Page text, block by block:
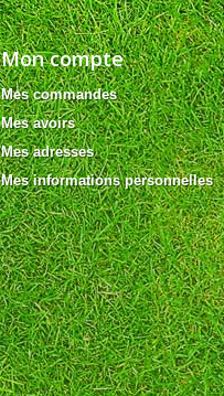
Mon compte
Mes commandes
Mes avoirs
Mes adresses
Mes informations personnelles